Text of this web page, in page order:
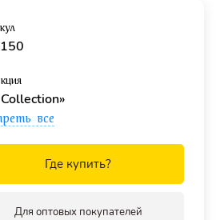
все
Где купить?
Для оптовых покупателей